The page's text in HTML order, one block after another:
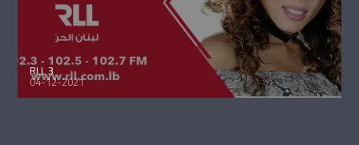
RLL 3
04-12-2021